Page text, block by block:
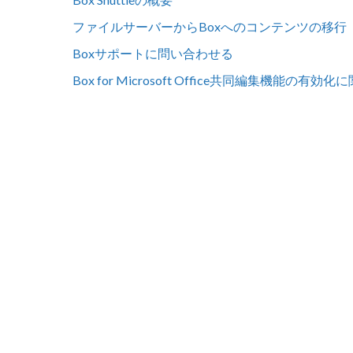
ファイルサーバーからBoxへのコンテンツの移行
Boxサポートに問い合わせる
Box for Microsoft Office共同編集機能の有効化に